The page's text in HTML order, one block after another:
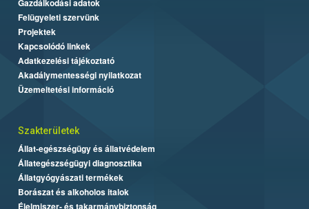
Gazdálkodási adatok
Felügyeleti szervünk
Projektek
Kapcsolódó linkek
Adatkezelési tájékoztató
Akadálymentességi nyilatkozat
Üzemeltetési információ
Szakterületek
Állat-egészségügy és állatvédelem
Állategészségügyi diagnosztika
Állatgyógyászati termékek
Borászat és alkoholos italok
Élelmiszer- és takarmánybiztonság